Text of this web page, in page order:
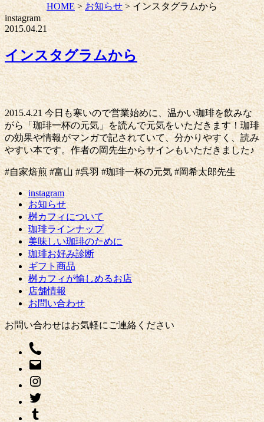
HOME>お知らせ > インスタグラムから
instagram
2015.04.21
インスタグラムから
2015.4.21 今日も寒いので営業始めに、温かい珈琲を飲みな
がら「珈琲一杯の元気」を読んで元気をいただきます！珈琲
の効果や情報がマンガで記されていて、分かりやすく、読み
やすい本です。作者の岡先生からサインもいただきました♪
#自家焙煎 #富山 #呉羽 #珈琲一杯の元気 #岡希太郎先生
instagram
お知らせ
桝カフィについて
珈琲ラインナップ
美味しい珈琲のために
珈琲お好み診断
ギフト商品
桝カフィが愉しめるお店
店舗情報
お問い合わせ
お問い合わせはお気軽にご連絡ください